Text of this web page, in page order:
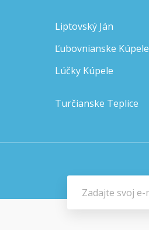
Liptovský Ján
Ľubovnianske Kúpele
Lúčky Kúpele
Turčianske Teplice